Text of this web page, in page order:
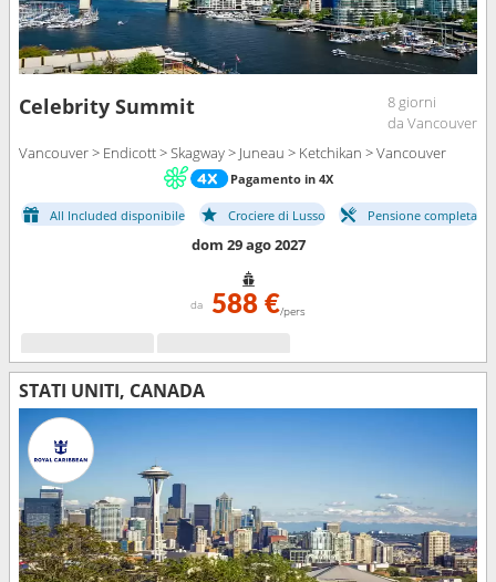
Celebrity Summit
8 giorni
da Vancouver
Vancouver > Endicott > Skagway > Juneau > Ketchikan > Vancouver
Pagamento in 4X
All Included disponibile Crociere di Lusso Pensione completa
dom 29 ago 2027
da 588 €/pers
STATI UNITI, CANADA